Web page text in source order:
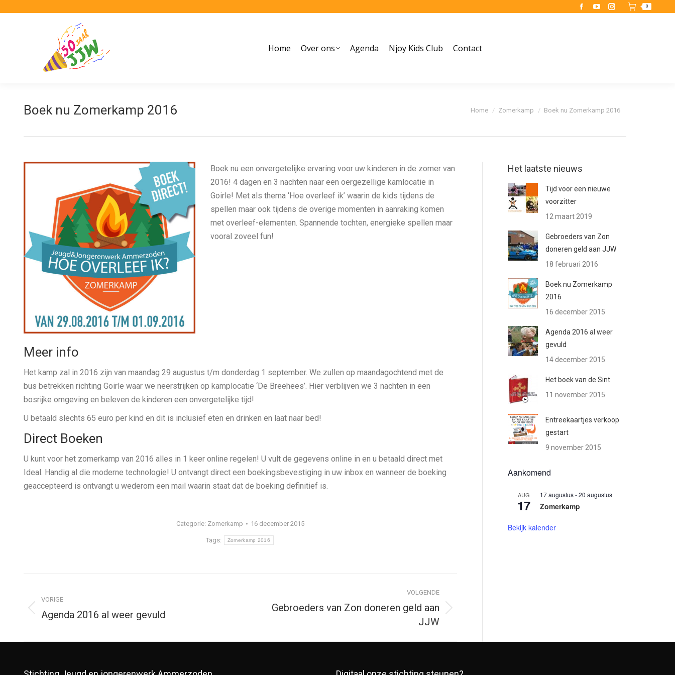
Facebook
YouTubeInstagram
0
Home Over ons Agenda Njoy Kids Club Contact
Boek nu Zomerkamp 2016 Je bent hier:
Home Zomerkamp Boek nu Zomerkamp 2016
Boek nu een onvergetelijke ervaring voor uw kinderen in de zomer van
2016! 4 dagen en 3 nachten naar een oergezellige kamlocatie in
Goirle! Met als thema ‘Hoe overleef ik’ waarin de kids tijdens de
spellen maar ook tijdens de overige momenten in aanraking komen
met overleef-elementen. Spannende tochten, energieke spellen maar
vooral zoveel fun!
Meer info
Het kamp zal in 2016 zijn van maandag 29 augustus t/m donderdag 1 september. We zullen op maandagochtend met de
bus betrekken richting Goirle waar we neerstrijken op kamplocatie ‘De Breehees’. Hier verblijven we 3 nachten in een
bosrijke omgeving en beleven de kinderen een onvergetelijke tijd!
U betaald slechts 65 euro per kind en dit is inclusief eten en drinken en laat naar bed!
Direct Boeken
U kunt voor het zomerkamp van 2016 alles in 1 keer online regelen! U vult de gegevens online in en u betaald direct met
Ideal. Handig al die moderne technologie! U ontvangt direct een boekingsbevestiging in uw inbox en wanneer de boeking
geaccepteerd is ontvangt u wederom een mail waarin staat dat de boeking definitief is.
Categorie: Zomerkamp 16 december 2015
Tags: Zomerkamp 2016
navigatie
VORIGE
Vorig
Agenda 2016 al weer gevuld
VOLGENDE
VolgendGebroeders van Zon doneren geld aan
JJW
Het laatste nieuws
Tijd voor een nieuwe
voorzitter
12 maart 2019
Gebroeders van Zon
doneren geld aan JJW
18 februari 2016
Boek nu Zomerkamp
2016
16 december 2015
Agenda 2016 al weer
gevuld
14 december 2015
Het boek van de Sint
11 november 2015
Entreekaartjes verkoop
gestart
9 november 2015
Aankomend
AUG
17
17 augustus-20 augustus
Zomerkamp
Bekijk kalender